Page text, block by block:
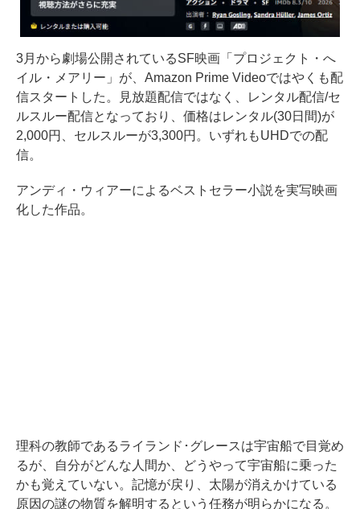
3月から劇場公開されているSF映画「プロジェクト・へ
イル・メアリー」が、Amazon Prime Videoではやくも配
信スタートした。見放題配信ではなく、レンタル配信/セ
ルスルー配信となっており、価格はレンタル(30日間)が
2,000円、セルスルーが3,300円。いずれもUHDでの配
信。
アンディ・ウィアーによるベストセラー小説を実写映画
化した作品。
理科の教師であるライランド･グレースは宇宙船で目覚め
るが、自分がどんな人間か、どうやって宇宙船に乗った
かも覚えていない。記憶が戻り、太陽が消えかけている
原因の謎の物質を解明するという任務が明らかになる。